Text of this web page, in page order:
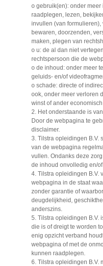
o gebruik(en): onder
raadplegen, lezen,
invullen (van formulieren),
bewaren, doorzenden,
maken, plegen van
o u: de al dan niet
rechtspersoon die de
o de inhoud: onder meer
geluids- en/of
o schade: directe of
ook, onder meer verloren
winst of ander economisch
2. Het onderstaande is
Door de webpagina te
disclaimer.
3. Tilstra opleidingen B.V.
van de webpagina
vullen. Ondanks deze
de inhoud onvolledig en/of
4. Tilstra opleidingen B.V.
webpagina in de staat
zonder garantie of
deugdelijkheid,
anderszins.
5. Tilstra opleidingen B.V.
die is of dreigt te worden
enig opzicht verband
webpagina of met de
kunnen raadplegen.
6. Tilstra opleidingen B.V.